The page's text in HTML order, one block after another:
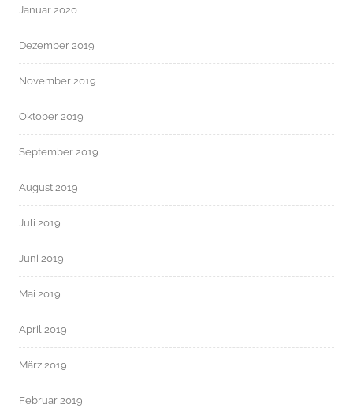
Januar 2020
Dezember 2019
November 2019
Oktober 2019
September 2019
August 2019
Juli 2019
Juni 2019
Mai 2019
April 2019
März 2019
Februar 2019